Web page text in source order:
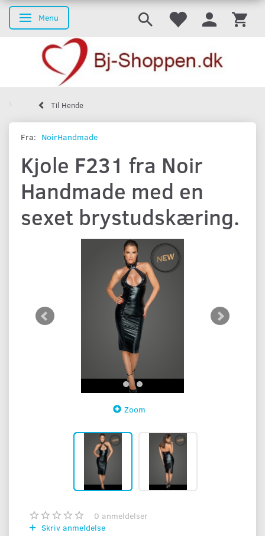
Skifte navigation
Menu
Til Hende
Fra: NoirHandmade
Kjole F231 fra Noir
Handmade med en
sexet brystudskæring.
Zoom
0 anmeldelser
Skriv anmeldelse